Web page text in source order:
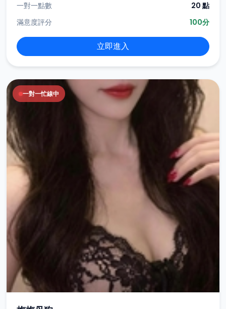
一對一點數
20 點
滿意度評分
100分
立即進入
一對一忙線中